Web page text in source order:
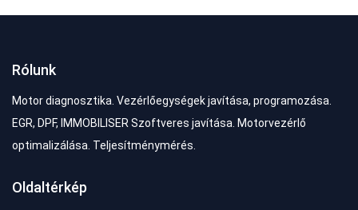
Rólunk
Motor diagnosztika. Vezérlőegységek javítása, programozása.
EGR, DPF, IMMOBILISER Szoftveres javítása. Motorvezérlő
optimalizálása. Teljesítménymérés.
Oldaltérkép